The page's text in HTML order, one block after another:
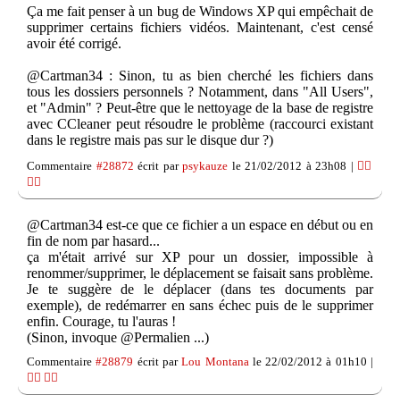
Ça me fait penser à un bug de Windows XP qui empêchait de
supprimer certains fichiers vidéos. Maintenant, c'est censé
avoir été corrigé.
@Cartman34 : Sinon, tu as bien cherché les fichiers dans
tous les dossiers personnels ? Notamment, dans "All Users",
et "Admin" ? Peut-être que le nettoyage de la base de registre
avec CCleaner peut résoudre le problème (raccourci existant
dans le registre mais pas sur le disque dur ?)
Commentaire #28872 écrit parpsykauze le 21/02/2012 à 23h08 | 👍🏽
👎🏽
@Cartman34 est-ce que ce fichier a un espace en début ou en
fin de nom par hasard...
ça m'était arrivé sur XP pour un dossier, impossible à
renommer/supprimer, le déplacement se faisait sans problème.
Je te suggère de le déplacer (dans tes documents par
exemple), de redémarrer en sans échec puis de le supprimer
enfin. Courage, tu l'auras !
(Sinon, invoque @Permalien ...)
Commentaire#28879 écrit parLou Montanale 22/02/2012 à 01h10 |
👍🏽 👎🏽